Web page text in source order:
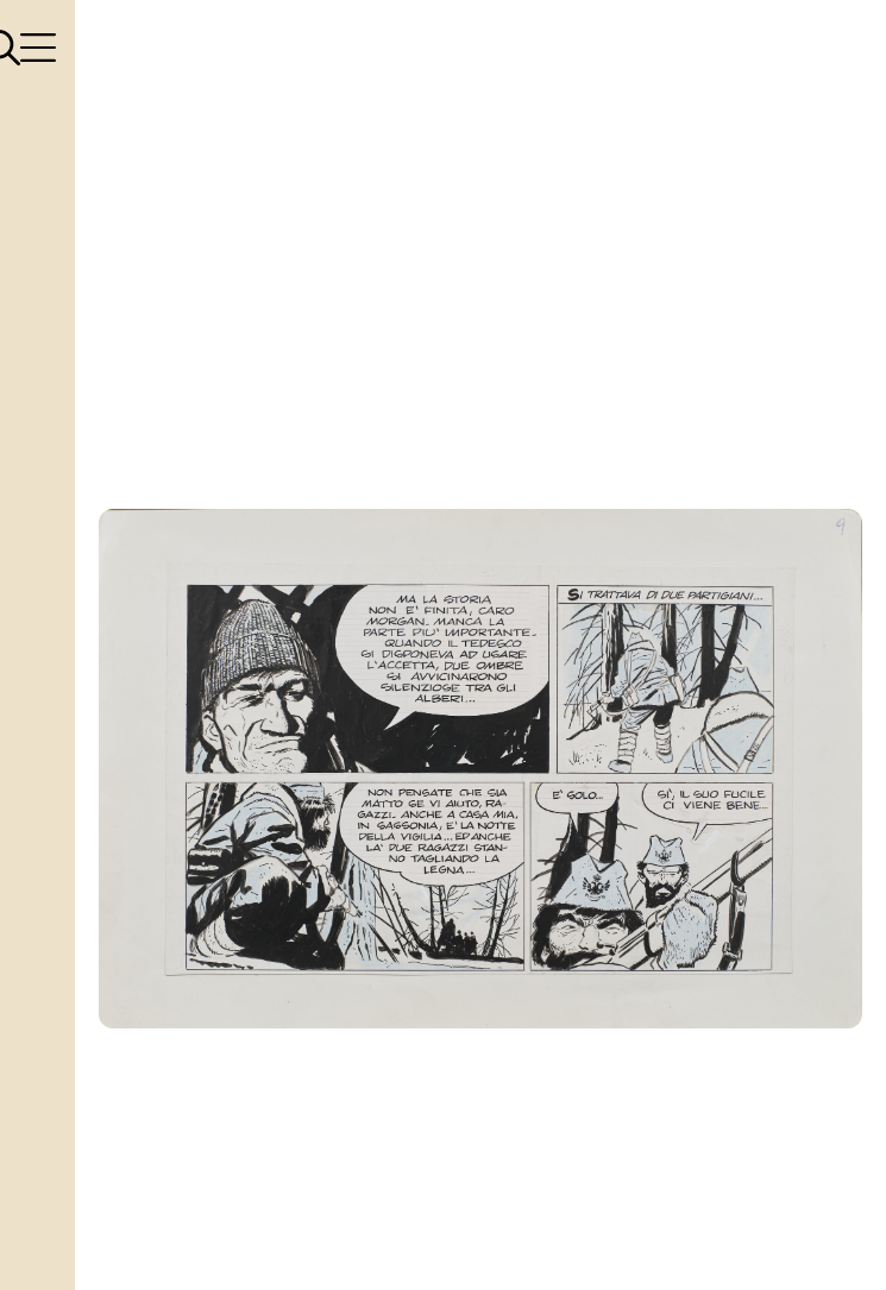
Apri il menù di ricerca
Apri il menù di navigazione